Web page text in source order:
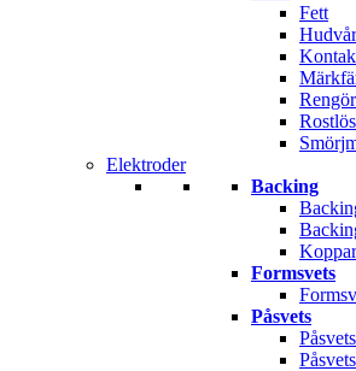
Fett
Elektroder
Backing
Formsvets
Påsvets